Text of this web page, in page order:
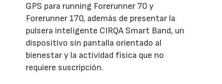
GPS para running Forerunner 70 y
Forerunner 170, además de presentar la
pulsera inteligente CIRQA Smart Band, un
dispositivo sin pantalla orientado al
bienestar y la actividad física que no
requiere suscripción.